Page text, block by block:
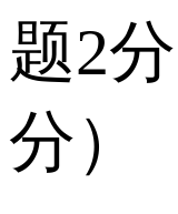
题2
分）